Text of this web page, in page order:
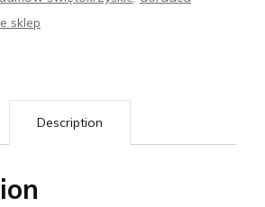
sklep
Description